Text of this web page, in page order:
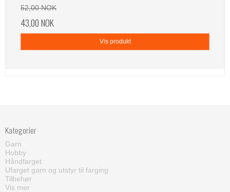
52,00 NOK
43,00 NOK
Vis produkt
Kategorier
Garn
Hobby
Håndfarget
Ufarget garn og utstyr til farging
Tilbehør
Vis mer